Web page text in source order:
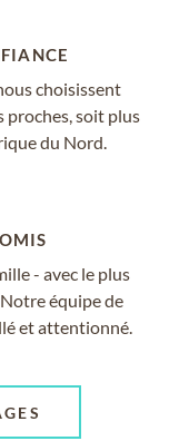
choisissent
proches, soit plus
du Nord.
- avec le plus
équipe de
et attentionné.